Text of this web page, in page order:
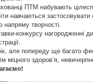
ПТМ набувають
навчаються
напряму творчості.
конкурсу нагородженні
але попереду ще багато
здоров’я,